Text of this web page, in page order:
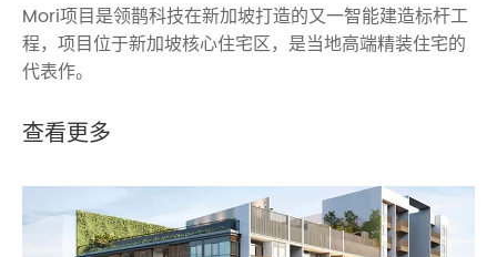
Mori项目是领鹊科技在新加坡打造的又一智能建造标杆工
程，项目位于新加坡核心住宅区，是当地高端精装住宅的
代表作。
查看更多